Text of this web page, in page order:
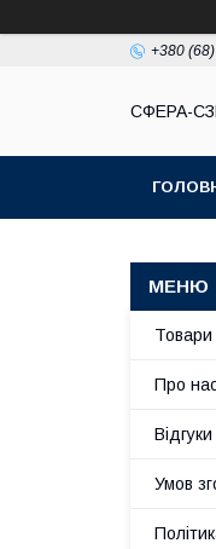
+380
СФЕРА-
Товари
Про
Відгуки
Умов